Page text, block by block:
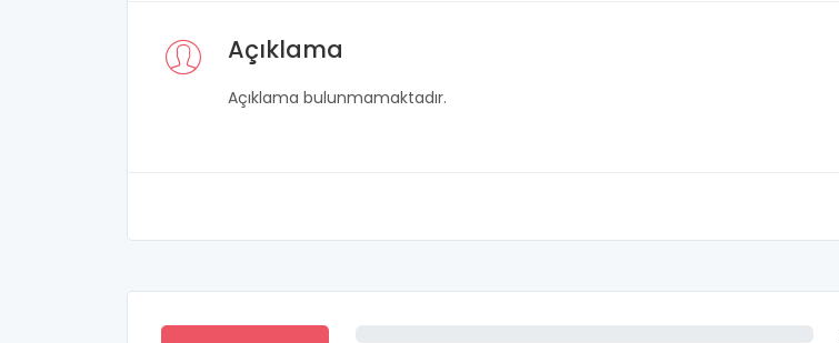
Açıklama
Açıklama bulunmamaktadır.